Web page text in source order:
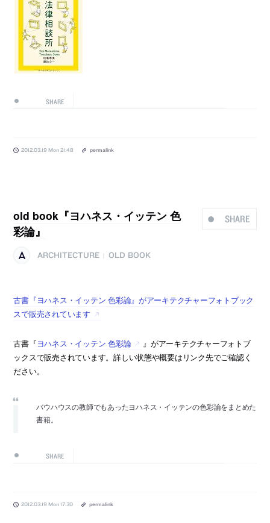
SHARE
2012.03.19 Mon 21:48 permalink
SHARE
old book『ヨハネス・イッテン 色
彩論』
ARCHITECTURE OLD BOOK
古書『ヨハネス・イッテン 色彩論』がアーキテクチャーフォトブック
スで販売されています
古書『ヨハネス・イッテン 色彩論
』がアーキテクチャーフォトブ
ックスで販売されています。詳しい状態や概要はリンク先でご確認く
ださい。
バウハウスの教師でもあったヨハネス・イッテンの色彩論をまとめた
書籍。
SHARE
2012.03.19 Mon 17:30 permalink